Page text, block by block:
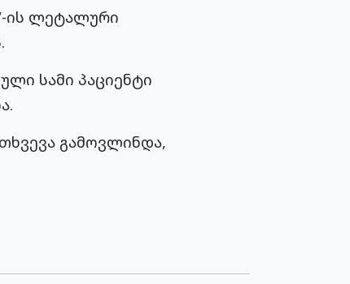
ის ლეტალური
სამი პაციენტი
გამოვლინდა,